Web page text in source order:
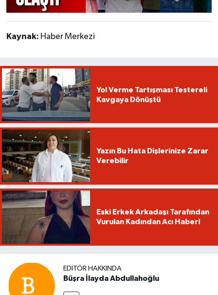
Kaynak: Haber Merkezi
Yol Verme Tartışması Testereli
Kavgaya Dönüştü
Yazın Bu Hata Dişlerinize Zarar
Verebilir
Eski Erkek Arkadaşı Tarafından
Vurulan Kadından Acı Haber!
EDITÖR HAKKINDA
Büşra İlayda Abdullahoğlu